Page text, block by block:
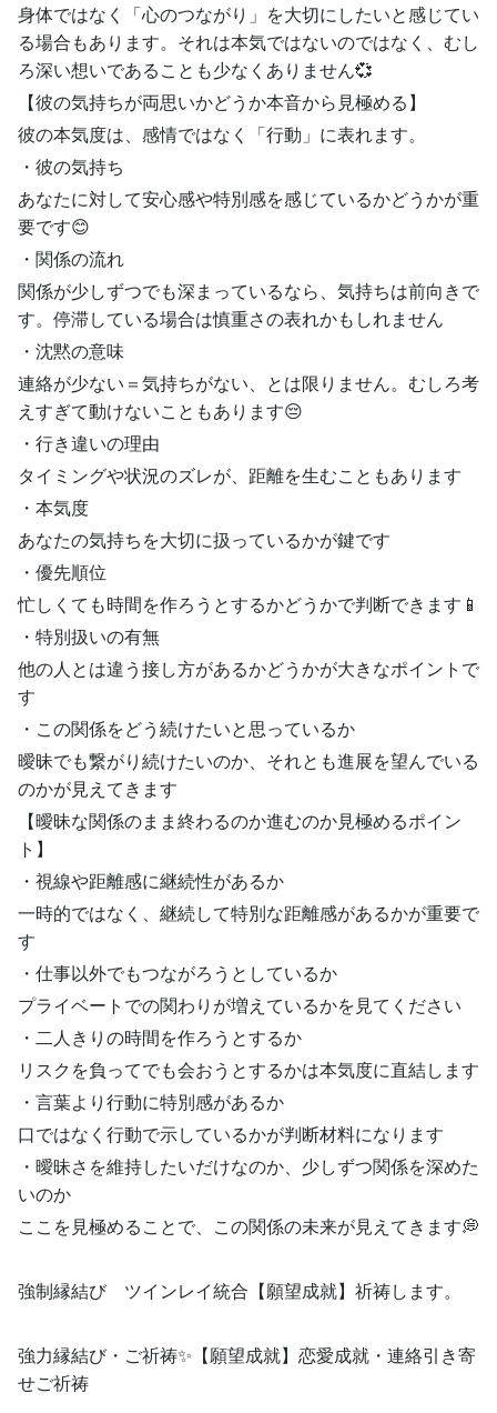
身体ではなく「心のつながり」を大切にしたいと感じてい
る場合もあります。それは本気ではないのではなく、むし
ろ深い想いであることも少なくありません💞
【彼の気持ちが両思いかどうか本音から見極める】
彼の本気度は、感情ではなく「行動」に表れます。
・彼の気持ち
あなたに対して安心感や特別感を感じているかどうかが重
要です😊
・関係の流れ
関係が少しずつでも深まっているなら、気持ちは前向きで
す。停滞している場合は慎重さの表れかもしれません
・沈黙の意味
連絡が少ない＝気持ちがない、とは限りません。むしろ考
えすぎて動けないこともあります😔
・行き違いの理由
タイミングや状況のズレが、距離を生むこともあります
・本気度
あなたの気持ちを大切に扱っているかが鍵です
・優先順位
忙しくても時間を作ろうとするかどうかで判断できます📱
・特別扱いの有無
他の人とは違う接し方があるかどうかが大きなポイントで
す
・この関係をどう続けたいと思っているか
曖昧でも繋がり続けたいのか、それとも進展を望んでいる
のかが見えてきます
【曖昧な関係のまま終わるのか進むのか見極めるポイン
ト】
・視線や距離感に継続性があるか
一時的ではなく、継続して特別な距離感があるかが重要で
す
・仕事以外でもつながろうとしているか
プライベートでの関わりが増えているかを見てください
・二人きりの時間を作ろうとするか
リスクを負ってでも会おうとするかは本気度に直結します
・言葉より行動に特別感があるか
口ではなく行動で示しているかが判断材料になります
・曖昧さを維持したいだけなのか、少しずつ関係を深めた
いのか
ここを見極めることで、この関係の未来が見えてきます💭
強制縁結び ツインレイ統合【願望成就】祈祷します。
強力縁結び・ご祈祷✨【願望成就】恋愛成就・連絡引き寄
せご祈祷